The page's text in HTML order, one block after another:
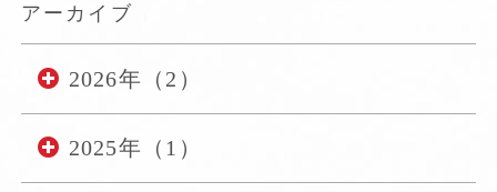
アーカイブ
2026年（2）
2025年（1）